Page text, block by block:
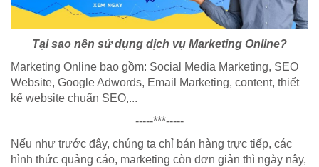
Tại sao nên sử dụng dịch vụ Marketing Online?
Marketing Online bao gồm: Social Media Marketing, SEO
Website, Google Adwords, Email Marketing, content, thiết
kế website chuẩn SEO,...
-----***-----
Nếu như trước đây, chúng ta chỉ bán hàng trực tiếp, các
hình thức quảng cáo, marketing còn đơn giản thì ngày nây,